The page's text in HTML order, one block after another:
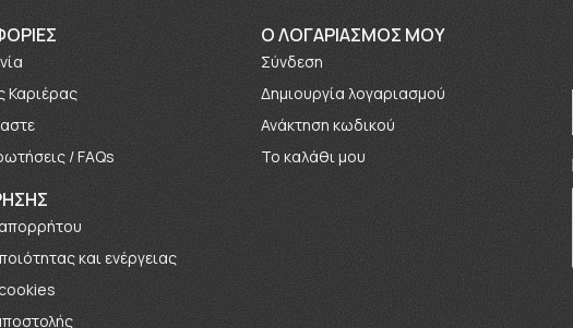
Καριέρας
/ FAQs
απορρήτου
και ενέργειας
O ΛΟΓΑΡΙΑΣΜΟΣ ΜΟΥ
Σύνδεση
Δημιουργία λογαριασμού
Ανάκτηση κωδικού
Το καλάθι μου